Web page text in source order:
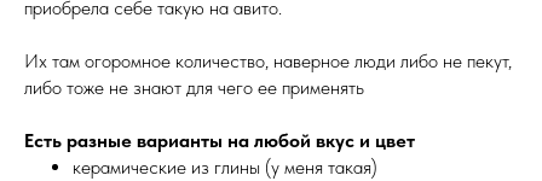
приобрела себе такую на авито.
Их там огоромное количество, наверное люди либо не пекут,
либо тоже не знают для чего ее применять
Есть разные варианты на любой вкус и цвет
керамические из глины (у меня такая)